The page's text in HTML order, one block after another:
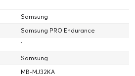
Samsung
Samsung PRO Endurance
1
Samsung
MB-MJ32KA